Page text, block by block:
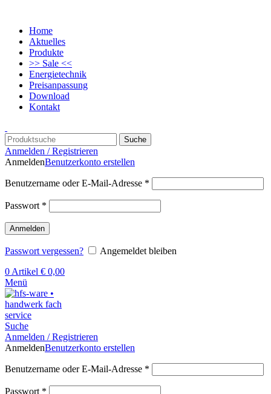
Home
Aktuelles
Produkte
>> Sale <<
Energietechnik
Preisanpassung
Download
Kontakt
Suche
Anmelden / Registrieren
AnmeldenBenutzerkonto erstellen
Benutzername oder E-Mail-Adresse *
Passwort *
Anmelden
Passwort vergessen?
Angemeldet bleiben
0 Artikel € 0,00
Menü
Suche
Anmelden / Registrieren
AnmeldenBenutzerkonto erstellen
Benutzername oder E-Mail-Adresse *
Passwort *